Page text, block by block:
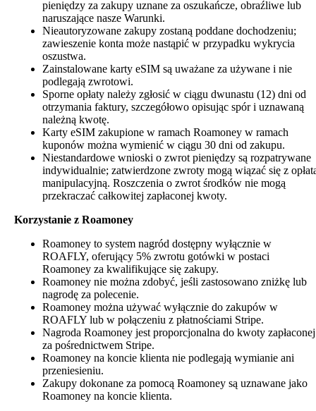
pieniędzy za zakupy uznane za oszukańcze, obraźliwe lub
naruszające nasze Warunki.
Nieautoryzowane zakupy zostaną poddane dochodzeniu;
zawieszenie konta może nastąpić w przypadku wykrycia
oszustwa.
Zainstalowane karty eSIM są uważane za używane i nie
podlegają zwrotowi.
Sporne opłaty należy zgłosić w ciągu dwunastu (12) dni od
otrzymania faktury, szczegółowo opisując spór i uznawaną
należną kwotę.
Karty eSIM zakupione w ramach Roamoney w ramach
kuponów można wymienić w ciągu 30 dni od zakupu.
Niestandardowe wnioski o zwrot pieniędzy są rozpatrywane
indywidualnie; zatwierdzone zwroty mogą wiązać się z
manipulacyjną. Roszczenia o zwrot środków nie mogą
przekraczać całkowitej zapłaconej kwoty.
Korzystanie z Roamoney
Roamoney to system nagród dostępny wyłącznie w
ROAFLY, oferujący 5% zwrotu gotówki w postaci
Roamoney za kwalifikujące się zakupy.
Roamoney nie można zdobyć, jeśli zastosowano zniżkę lub
nagrodę za polecenie.
Roamoney można używać wyłącznie do zakupów w
ROAFLY lub w połączeniu z płatnościami Stripe.
Nagroda Roamoney jest proporcjonalna do kwoty zapłaconej
za pośrednictwem Stripe.
Roamoney na koncie klienta nie podlegają wymianie ani
przeniesieniu.
Zakupy dokonane za pomocą Roamoney są uznawane jako
Roamoney na koncie klienta.